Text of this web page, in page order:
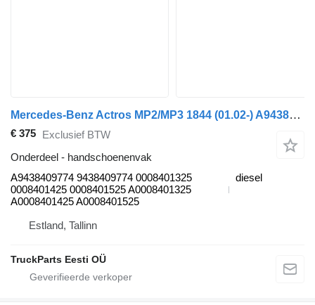
Mercedes-Benz Actros MP2/MP3 1844 (01.02-) A9438409774 handschoenenvak voor Mercedes-Benz Actros, Axor MP1, MP2, MP3 (1996-2014) trekker
€ 375 Exclusief BTW
Onderdeel - handschoenenvak
A9438409774 9438409774 0008401325
0008401425 0008401525 A0008401325
A0008401425 A0008401525
diesel
Estland, Tallinn
TruckParts Eesti OÜ